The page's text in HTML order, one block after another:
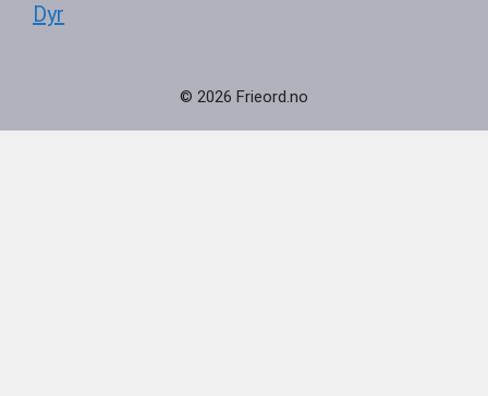
Dyr
© 2026 Frieord.no